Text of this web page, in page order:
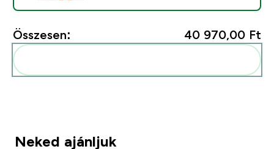
Összesen: 40 970,00 Ft‎
Neked ajánljuk